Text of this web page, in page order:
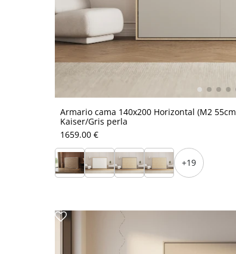
Armario cama 140x200 Horizontal (M2
Kaiser/Gris perla
1659.00 €
+19